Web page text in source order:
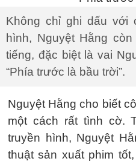
Không chỉ ghi dấu với
hình, Nguyệt Hằng
tiếng, đặc biệt là vai
“Phía trước là bầu trời”.
Nguyệt Hằng cho biết
một cách rất tình cờ.
truyền hình, Nguyệt
thuật sản xuất phim